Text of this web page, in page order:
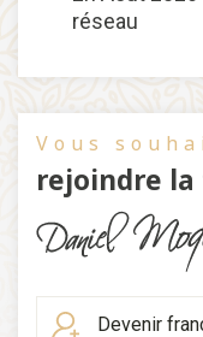
réseau
Vous
rejoindre la
Devenir